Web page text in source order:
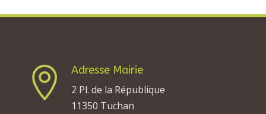

Adresse Mairie
2 Pl. de la République
11350 Tuchan